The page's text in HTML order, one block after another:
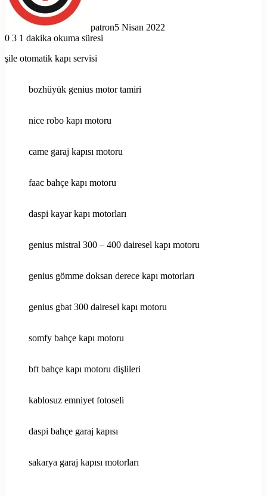
patron5 Nisan 2022
0 3 1 dakika okuma süresi
şile otomatik kapı servisi
bozhüyük genius motor tamiri
nice robo kapı motoru
came garaj kapısı motoru
faac bahçe kapı motoru
daspi kayar kapı motorları
genius mistral 300 – 400 dairesel kapı motoru
genius gömme doksan derece kapı motorları
genius gbat 300 dairesel kapı motoru
somfy bahçe kapı motoru
bft bahçe kapı motoru dişlileri
kablosuz emniyet fotoseli
daspi bahçe garaj kapısı
sakarya garaj kapısı motorları